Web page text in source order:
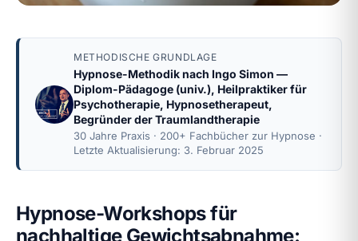
METHODISCHE GRUNDLAGE
Hypnose-Methodik nach Ingo Simon —
Diplom-Pädagoge (univ.), Heilpraktiker für
Psychotherapie, Hypnosetherapeut,
Begründer der Traumlandtherapie
30 Jahre Praxis · 200+ Fachbücher zur Hypnose ·
Letzte Aktualisierung: 3. Februar 2025
Hypnose-Workshops für
nachhaltige Gewichtsabnahme: